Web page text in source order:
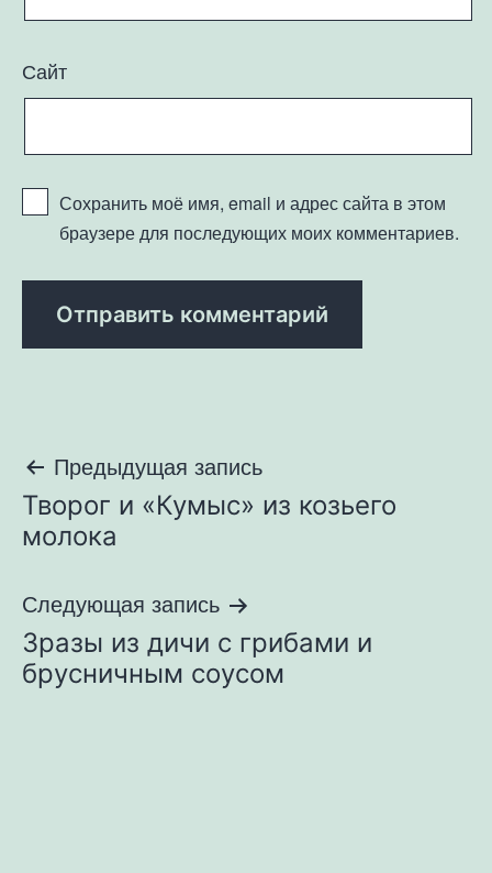
Сайт
Сохранить моё имя, email и адрес сайта в этом
браузере для последующих моих комментариев.
Навигация
по
Предыдущая запись
Творог и «Кумыс» из козьего
молока
Следующая запись
Зразы из дичи с грибами и
брусничным соусом